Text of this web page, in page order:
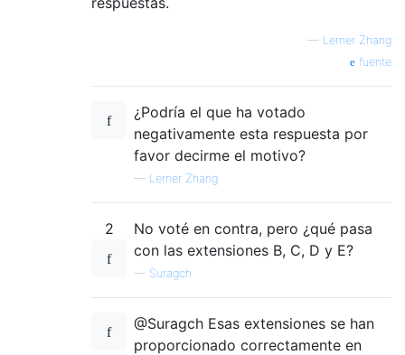
— Lerner Zhang
fuente
¿Podría el que ha votado
negativamente esta respuesta por
favor decirme el motivo?
— Lerner Zhang
2
No voté en contra, pero ¿qué pasa
con las extensiones B, C, D y E?
— Suragch
@Suragch Esas extensiones se han
proporcionado correctamente en